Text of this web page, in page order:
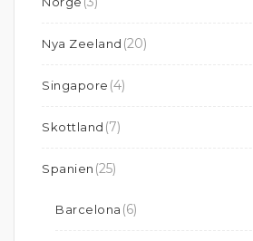
Nya Zeeland (20)
Singapore (4)
Skottland (7)
Spanien (25)
Barcelona (6)